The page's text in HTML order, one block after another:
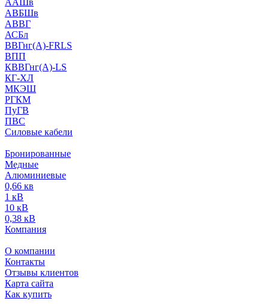
ААШв
АВБШв
АВВГ
АСБл
ВВГнг(А)-FRLS
ВПП
КВВГнг(А)-LS
КГ-ХЛ
МКЭШ
РГКМ
ПуГВ
ПВС
Силовые кабели
Бронированные
Медные
Алюминиевые
0,66 кв
1 кВ
10 кВ
0,38 кВ
Компания
О компании
Контакты
Отзывы клиентов
Карта сайта
Как купить